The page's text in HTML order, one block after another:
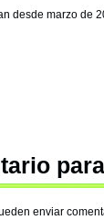
desde marzo de
para
enviar